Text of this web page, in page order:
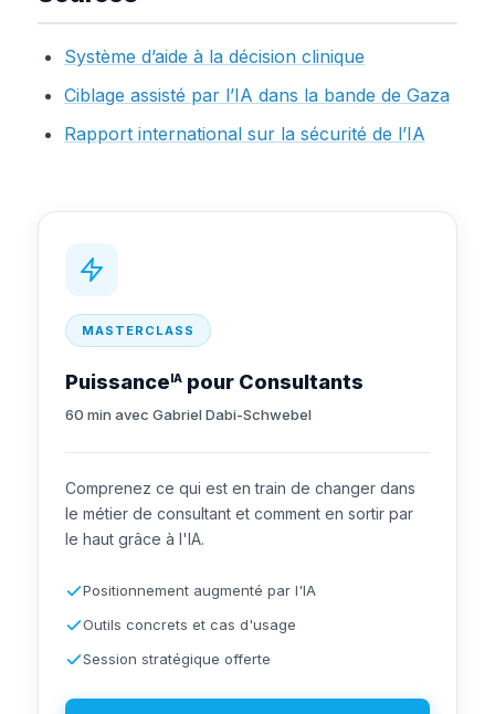
Système d’aide à la décision clinique
Ciblage assisté par l’IA dans la bande de Gaza
Rapport international sur la sécurité de l’IA
MASTERCLASS
Puissance IA pour Consultants
60 min avec Gabriel Dabi-Schwebel
Comprenez ce qui est en train de changer dans
le métier de consultant et comment en sortir par
le haut grâce à l'IA.
Positionnement augmenté par l'IA
Outils concrets et cas d'usage
Session stratégique offerte